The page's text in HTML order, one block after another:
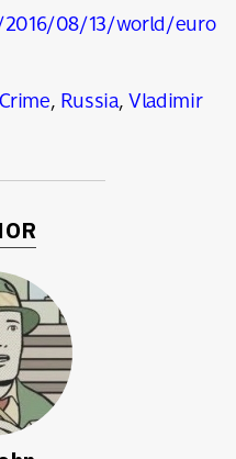
08/13/world/euro
,Russia,Vladimir